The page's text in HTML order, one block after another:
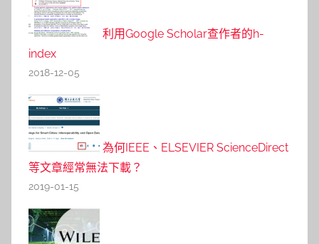
利用Google Scholar查作者的h-
index
2018-12-05
為何IEEE、ELSEVIER ScienceDirect
等文章經常無法下載？
2019-01-15